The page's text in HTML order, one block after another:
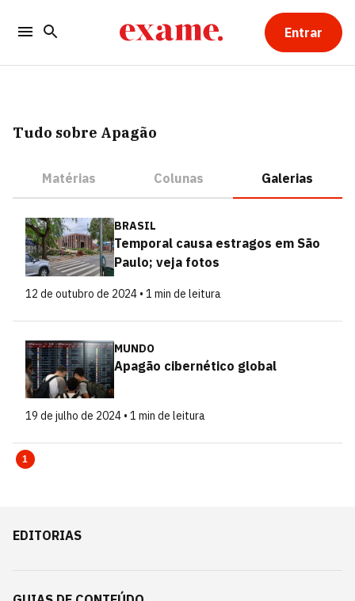
Entrar
Tudo sobre Apagão
Matérias Colunas Galerias
BRASIL
Temporal causa estragos em São
Paulo; veja fotos
12 de outubro de 2024 • 1 min de leitura
MUNDO
Apagão cibernético global
19 de julho de 2024 • 1 min de leitura
1
EDITORIAS